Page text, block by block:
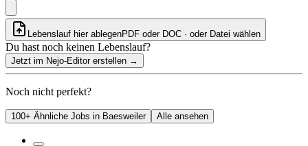
Lebenslauf hier ablegenPDF oder DOC · oder Datei wählen
Du hast noch keinen Lebenslauf?
Jetzt im Nejo-Editor erstellen →
Noch nicht perfekt?
100+ Ähnliche Jobs in Baesweiler Alle ansehen